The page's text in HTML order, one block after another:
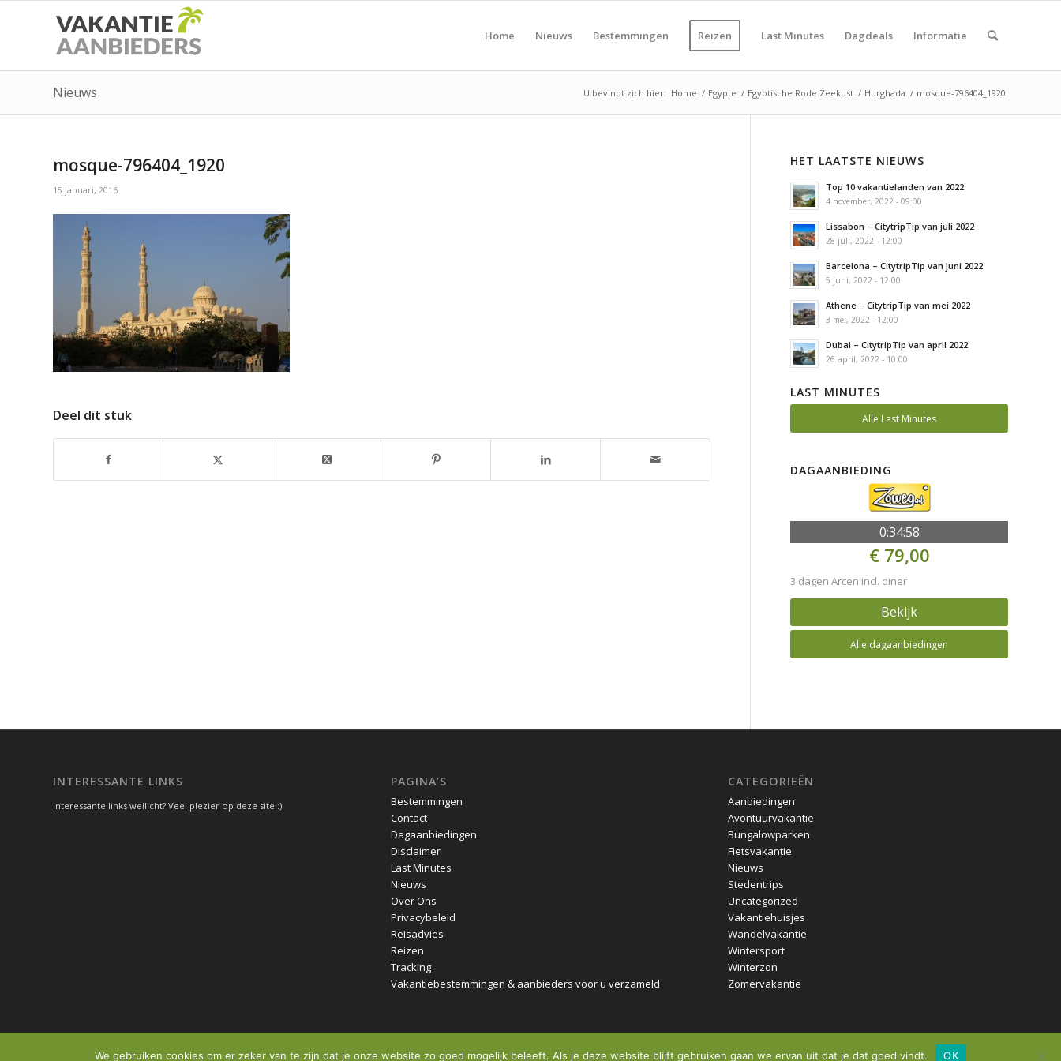
Home Nieuws Bestemmingen Reizen Last Minutes Dagdeals Informatie
Nieuws U bevindt zich hier: Home / Egypte / Egyptische Rode Zeekust / Hurghada / mosque-796404_1920
mosque-796404_1920
15 januari, 2016
Deel dit stuk
HET LAATSTE NIEUWS
Top 10 vakantielanden van 2022
4 november, 2022 - 09:00
Lissabon – CitytripTip van juli 2022
28 juli, 2022 - 12:00
Barcelona – CitytripTip van juni 2022
5 juni, 2022 - 12:00
Athene – CitytripTip van mei 2022
3 mei, 2022 - 12:00
Dubai – CitytripTip van april 2022
26 april, 2022 - 10:00
LAST MINUTES
Alle Last Minutes
DAGAANBIEDING
0:34:58
€ 79,00
3 dagen Arcen incl. diner
Bekijk
Alle dagaanbiedingen
INTERESSANTE LINKS
Interessante links wellicht? Veel plezier op deze site :)
PAGINA’S
Bestemmingen
Contact
Dagaanbiedingen
Disclaimer
Last Minutes
Nieuws
Over Ons
Privacybeleid
Reisadvies
Reizen
Tracking
Vakantiebestemmingen & aanbieders voor u verzameld
CATEGORIEËN
Aanbiedingen
Avontuurvakantie
Bungalowparken
Fietsvakantie
Nieuws
Stedentrips
Uncategorized
Vakantiehuisjes
Wandelvakantie
Wintersport
Winterzon
Zomervakantie
We gebruiken cookies om er zeker van te zijn dat je onze website zo goed mogelijk beleeft. Als je deze website blijft gebruiken gaan we ervan uit dat je dat goed vindt. OK